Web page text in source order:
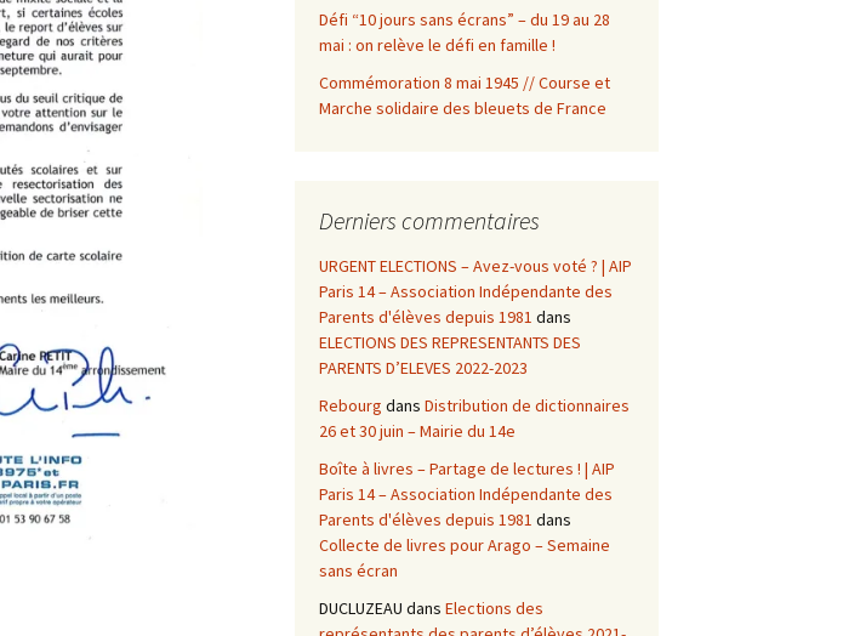
Défi “10 jours sans écrans” – du 19 au 28
mai : on relève le défi en famille !
Commémoration 8 mai 1945 // Course et
Marche solidaire des bleuets de France
Derniers commentaires
URGENT ELECTIONS – Avez-vous voté ? | AIP
Paris 14 – Association Indépendante des
Parents d'élèves depuis 1981 dans
ELECTIONS DES REPRESENTANTS DES
PARENTS D’ELEVES 2022-2023
Rebourg dans Distribution de dictionnaires
26 et 30 juin – Mairie du 14e
Boîte à livres – Partage de lectures ! | AIP
Paris 14 – Association Indépendante des
Parents d'élèves depuis 1981 dans
Collecte de livres pour Arago – Semaine
sans écran
DUCLUZEAU dans Elections des